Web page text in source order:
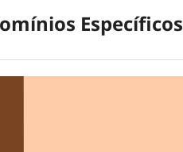
Específicos